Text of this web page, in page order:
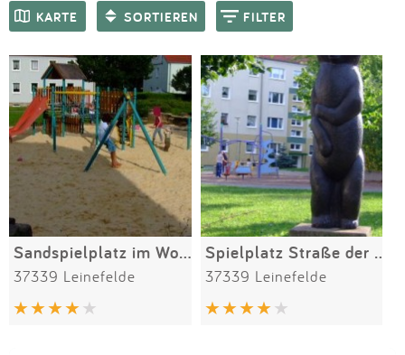
Anmelden
KARTE SORTIEREN FILTER
SPIELGERÄTE
Sandspielplatz im Wohngebiet
37339 Leinefelde
Spielplatz Straße der Solidarität
37339 Leinefelde